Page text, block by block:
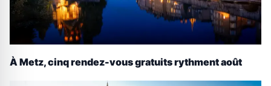
À Metz, cinq rendez-vous gratuits rythment août